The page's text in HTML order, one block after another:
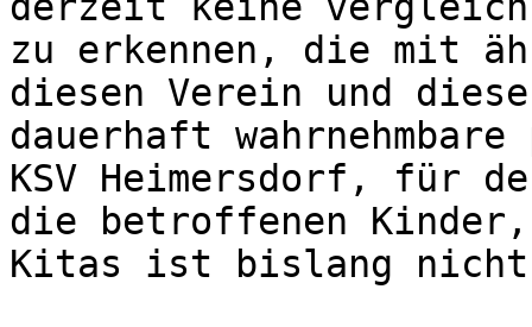
zu erkennen, die mit
diesen Verein und
dauerhaft
KSV Heimersdorf, für
die betroffenen Kinder,
Kitas ist bislang nicht